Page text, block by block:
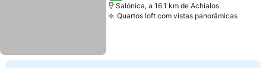
Salónica, a 16.1 km de Achialos
Quartos loft com vistas panorâmicas